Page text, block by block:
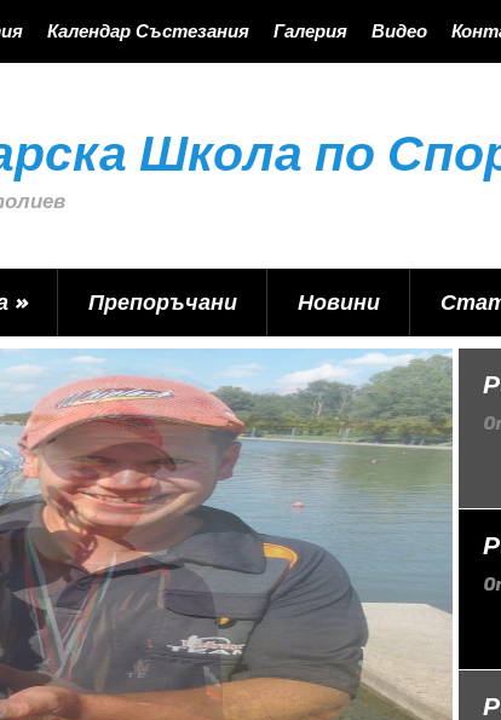
Календар Състезания Галерия Видео
Школа по
» Препоръчани Новини